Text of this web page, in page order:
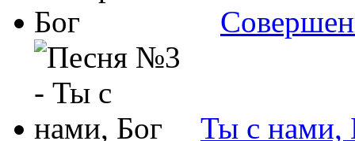
Ты с нами,